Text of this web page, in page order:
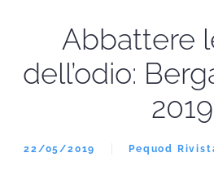
Abbattere
dell’odio:
2019
22/05/2019 Pequod